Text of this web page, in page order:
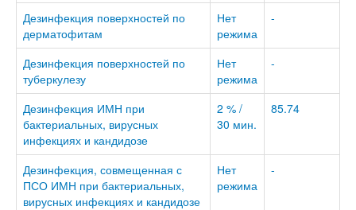
Дезинфекция поверхностей по
дерматофитам
Нет
режима
-
Дезинфекция поверхностей по
туберкулезу
Нет
режима
-
Дезинфекция ИМН при
бактериальных, вирусных
инфекциях и кандидозе
2 % /
30 мин.
85.74
Дезинфекция, совмещенная с
ПСО ИМН при бактериальных,
вирусных инфекциях и кандидозе
Нет
режима
-